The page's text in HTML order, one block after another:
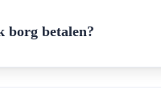
borg betalen?